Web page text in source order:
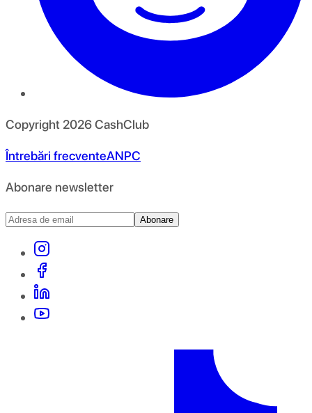
Copyright 2026CashClub
Întrebări frecventeANPC
Abonare newsletter
Abonare